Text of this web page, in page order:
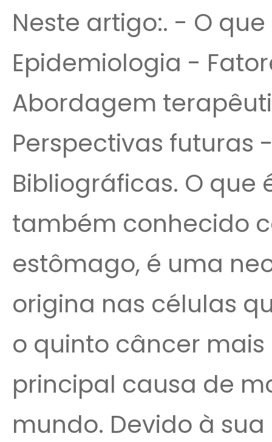
Neste artigo:. - O
Epidemiologia -
Abordagem
Perspectivas futuras
Bibliográficas. O que
também conhecido
estômago, é uma
origina nas células
o quinto câncer
principal causa de
mundo. Devido à